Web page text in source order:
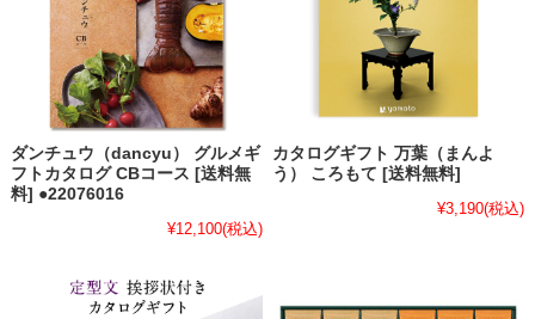
ダンチュウ（dancyu） グルメギ
フトカタログ CBコース [送料無
料] ●22076016
¥12,100(税込)
カタログギフト 万葉（まんよ
う） ころもて [送料無料]
¥3,190(税込)